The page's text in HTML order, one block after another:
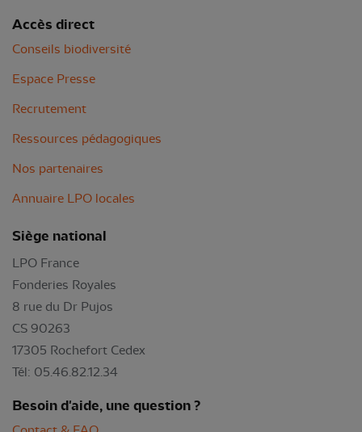
Accès direct
Conseils biodiversité
Espace Presse
Recrutement
Ressources pédagogiques
Nos partenaires
Annuaire LPO locales
Siège national
LPO France
Fonderies Royales
8 rue du Dr Pujos
CS 90263
17305 Rochefort Cedex
Tél: 05.46.82.12.34
Besoin d'aide, une question ?